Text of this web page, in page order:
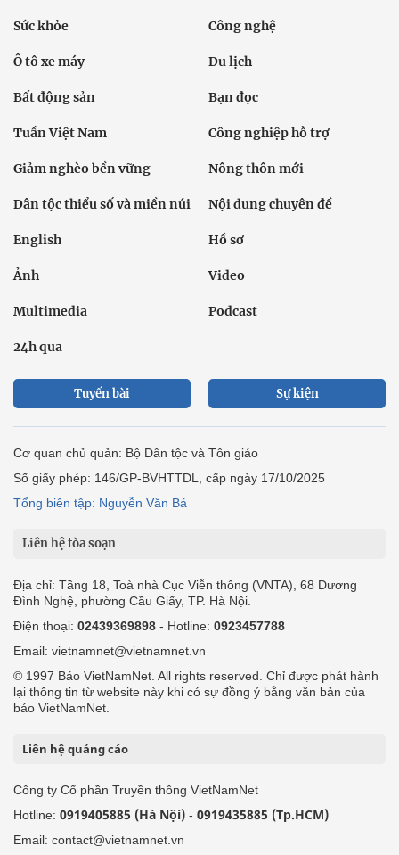
Sức khỏe Công nghệ
Ô tô xe máy Du lịch
Bất động sản Bạn đọc
Tuần Việt Nam Công nghiệp hỗ trợ
Giảm nghèo bền vững Nông thôn mới
Dân tộc thiểu số và miền núi Nội dung chuyên đề
English Hồ sơ
Ảnh Video
Multimedia Podcast
24h qua
Tuyến bài Sự kiện
Cơ quan chủ quản: Bộ Dân tộc và Tôn giáo
Số giấy phép: 146/GP-BVHTTDL, cấp ngày 17/10/2025
Tổng biên tập: Nguyễn Văn Bá
Liên hệ tòa soạn
Địa chỉ: Tầng 18, Toà nhà Cục Viễn thông (VNTA), 68 Dương
Đình Nghệ, phường Cầu Giấy, TP. Hà Nội.
Điện thoại: 02439369898 - Hotline: 0923457788
Email: vietnamnet@vietnamnet.vn
© 1997 Báo VietNamNet. All rights reserved. Chỉ được phát hành
lại thông tin từ website này khi có sự đồng ý bằng văn bản của
báo VietNamNet.
Liên hệ quảng cáo
Công ty Cổ phần Truyền thông VietNamNet
Hotline: 0919405885 (Hà Nội) - 0919435885 (Tp.HCM)
Email: contact@vietnamnet.vn